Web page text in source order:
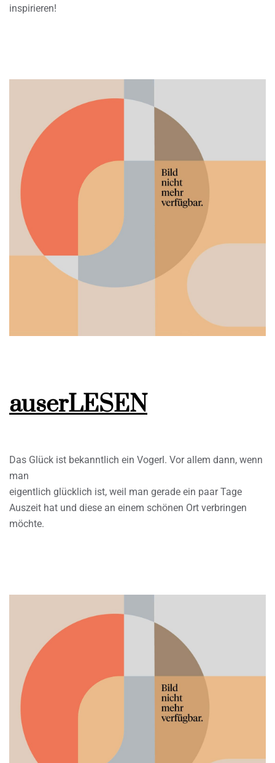
inspirieren!
auserLESEN
Das Glück ist bekanntlich ein Vogerl. Vor allem dann, wenn
man
eigentlich glücklich ist, weil man gerade ein paar Tage
Auszeit hat und diese an einem schönen Ort verbringen
möchte.